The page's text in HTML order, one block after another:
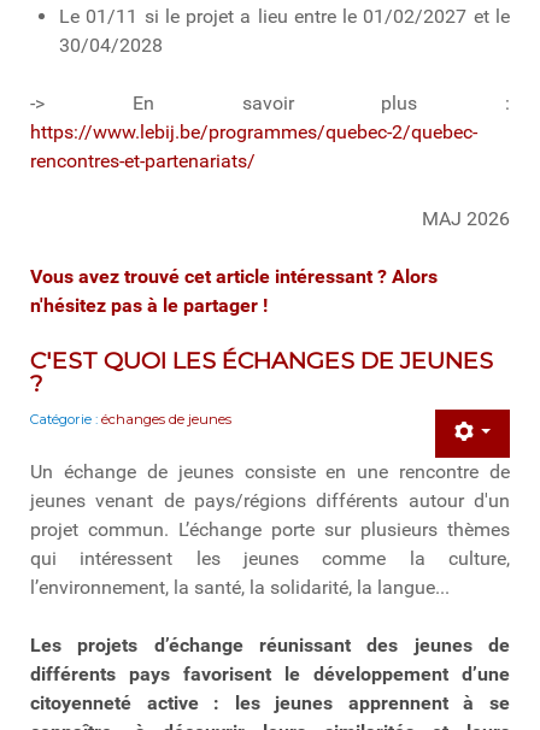
Le 01/11 si le projet a lieu entre le 01/02/2027 et le
30/04/2028
-> En savoir plus :
https://www.lebij.be/programmes/quebec-2/quebec-
rencontres-et-partenariats/
MAJ 2026
Vous avez trouvé cet article intéressant ? Alors
n'hésitez pas à le partager !
C'EST QUOI LES ÉCHANGES DE JEUNES
?
Catégorie : échanges de jeunes
Un échange de jeunes consiste en une rencontre de
jeunes venant de pays/régions différents autour d'un
projet commun. L’échange porte sur plusieurs thèmes
qui intéressent les jeunes comme la culture,
l’environnement, la santé, la solidarité, la langue...
Les projets d’échange réunissant des jeunes de
différents pays favorisent le développement d’une
citoyenneté active : les jeunes apprennent à se